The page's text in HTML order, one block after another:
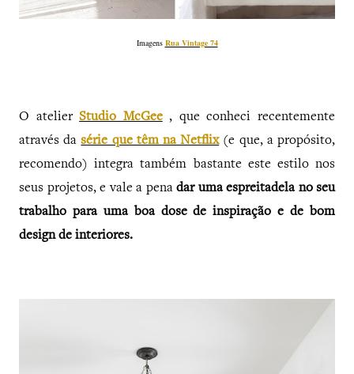
Imagens Rua Vintage 74
O atelierStudio McGee, que conheci recentemente
através dasérie que têm na Netflix(e que, a propósito,
recomendo) integra também bastante este estilo nos
seus projetos, e vale a pena dar uma espreitadela no seu
trabalho para uma boa dose de inspiração e de bom
design de interiores.